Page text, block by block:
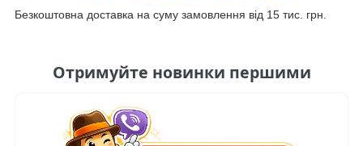
Безкоштовна доставка на суму замовлення від 15 тис. грн.
Отримуйте новинки першими